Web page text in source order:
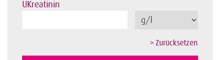
UKreatinin